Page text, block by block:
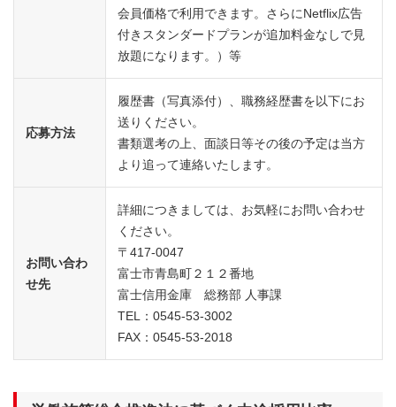
会員価格で利用できます。さらにNetflix広告
付きスタンダードプランが追加料金なしで見
放題になります。）等
応募方法
履歴書（写真添付）、職務経歴書を以下にお
送りください。
書類選考の上、面談日等その後の予定は当方
より追って連絡いたします。
お問い合わ
せ先
詳細につきましては、お気軽にお問い合わせ
ください。
〒417-0047
富士市青島町２１２番地
富士信用金庫 総務部 人事課
TEL：0545-53-3002
FAX：0545-53-2018